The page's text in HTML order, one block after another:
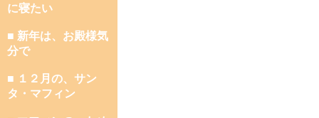
に寝たい
■ 新年は、お殿様気
分で
■ １２月の、サン
タ・マフィン